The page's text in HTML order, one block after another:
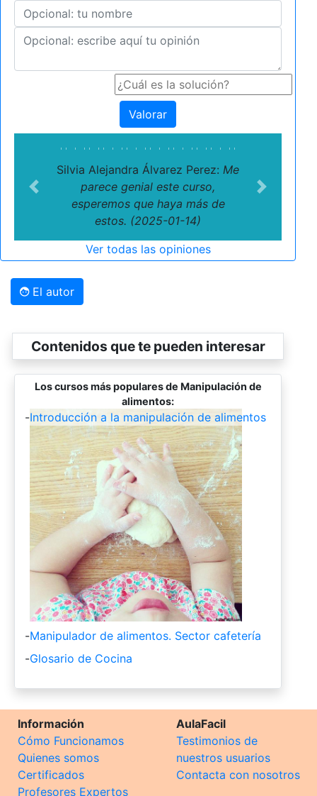
Valorar
Silvia Alejandra Álvarez Perez: Me
parece genial este curso,
esperemos que haya más de
estos. (2025-01-14)
Previous Next
Ver todas las opiniones
El autor
Contenidos que te pueden interesar
Los cursos más populares de Manipulación de
alimentos:
-Introducción a la manipulación de alimentos
-Manipulador de alimentos. Sector cafetería
-Glosario de Cocina
Información
Cómo Funcionamos
Quienes somos
Certificados
Profesores Expertos
AulaFacil
Testimonios de
nuestros usuarios
Contacta con nosotros